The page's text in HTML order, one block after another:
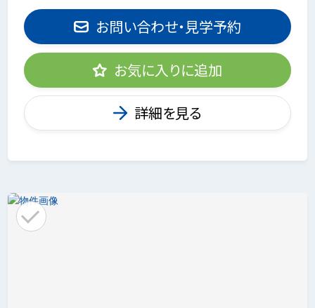
お問い合わせ・見学予約
お気に入りに追加
詳細を見る